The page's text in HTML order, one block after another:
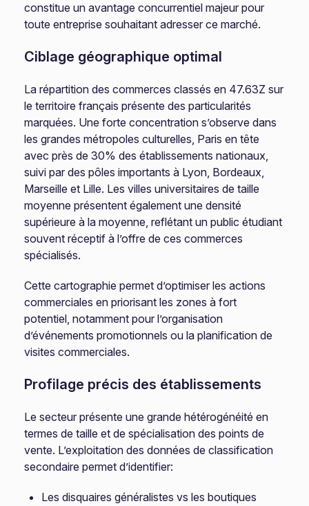
constitue un avantage concurrentiel majeur pour
toute entreprise souhaitant adresser ce marché.
Ciblage géographique optimal
La répartition des commerces classés en 47.63Z sur
le territoire français présente des particularités
marquées. Une forte concentration s’observe dans
les grandes métropoles culturelles, Paris en tête
avec près de 30% des établissements nationaux,
suivi par des pôles importants à Lyon, Bordeaux,
Marseille et Lille. Les villes universitaires de taille
moyenne présentent également une densité
supérieure à la moyenne, reflétant un public étudiant
souvent réceptif à l’offre de ces commerces
spécialisés.
Cette cartographie permet d’optimiser les actions
commerciales en priorisant les zones à fort
potentiel, notamment pour l’organisation
d’événements promotionnels ou la planification de
visites commerciales.
Profilage précis des établissements
Le secteur présente une grande hétérogénéité en
termes de taille et de spécialisation des points de
vente. L’exploitation des données de classification
secondaire permet d’identifier:
Les disquaires généralistes vs les boutiques